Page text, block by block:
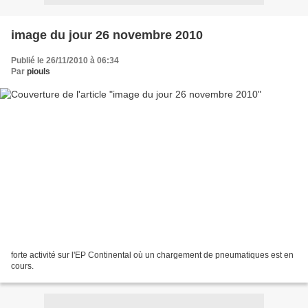
image du jour 26 novembre 2010
Publié le 26/11/2010 à 06:34
Par piouls
forte activité sur l'EP Continental où un chargement de pneumatiques est en
cours.